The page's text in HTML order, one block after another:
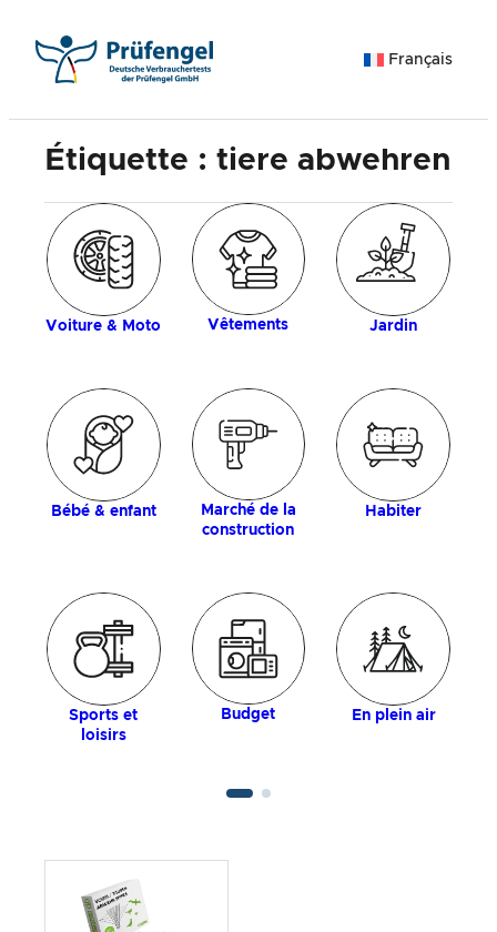
contenu
Français
Étiquette : tiere abwehren
Voiture & Moto Vêtements Jardin
Bébé & enfant
Marché de la
construction
Habiter
Sports et
loisirs
Budget En plein air